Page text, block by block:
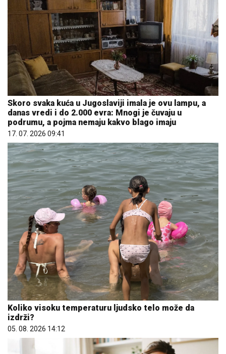
Skoro svaka kuća u Jugoslaviji imala je ovu lampu, a
danas vredi i do 2.000 evra: Mnogi je čuvaju u
podrumu, a pojma nemaju kakvo blago imaju
17. 07. 2026 09:41
Koliko visoku temperaturu ljudsko telo može da
izdrži?
05. 08. 2026 14:12